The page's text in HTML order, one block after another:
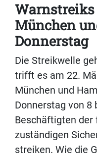
München
Donnerstag
Die Streikwelle
trifft es am 22.
München und
Donnerstag von 8
Beschäftigten der
zuständigen
streiken. Wie die